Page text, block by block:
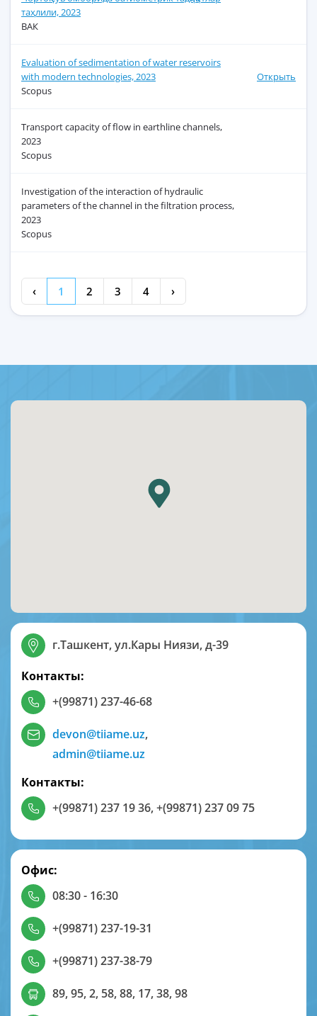
таҳлили, 2023
ВАК
Evaluation of sedimentation of water reservoirs
with modern technologies, 2023
Scopus
Открыть
Transport capacity of flow in earthline channels,
2023
Scopus
Investigation of the interaction of hydraulic
parameters of the channel in the filtration process,
2023
Scopus
‹ 1 2 3 4 ›
г.Ташкент, ул.Кары Ниязи, д-39
Контакты:
+(99871) 237-46-68
devon@tiiame.uz,
admin@tiiame.uz
Контакты:
+(99871) 237 19 36,+(99871) 237 09 75
Офис:
08:30 - 16:30
+(99871) 237-19-31
+(99871) 237-38-79
89, 95, 2, 58, 88, 17, 38, 98